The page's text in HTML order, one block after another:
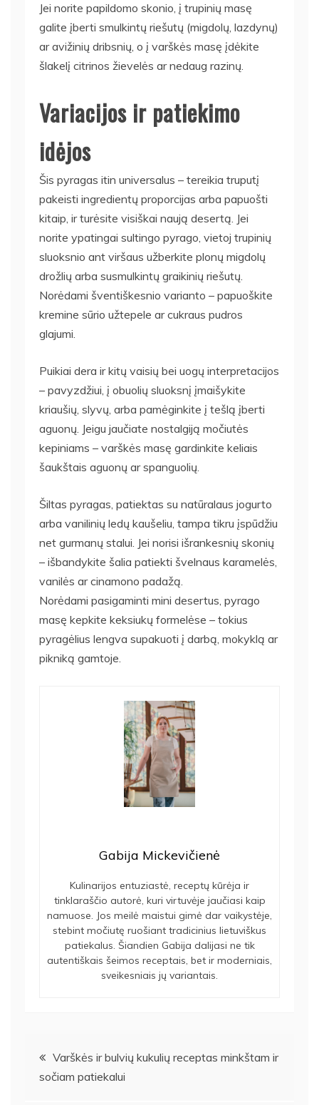
Jei norite papildomo skonio, į trupinių masę
galite įberti smulkintų riešutų (migdolų, lazdynų)
ar avižinių dribsnių, o į varškės masę įdėkite
šlakelį citrinos žievelės ar nedaug razinų.
Variacijos ir patiekimo
idėjos
Šis pyragas itin universalus – tereikia truputį
pakeisti ingredientų proporcijas arba papuošti
kitaip, ir turėsite visiškai naują desertą. Jei
norite ypatingai sultingo pyrago, vietoj trupinių
sluoksnio ant viršaus užberkite plonų migdolų
drožlių arba susmulkintų graikinių riešutų.
Norėdami šventiškesnio varianto – papuoškite
kremine sūrio užtepele ar cukraus pudros
glajumi.
Puikiai dera ir kitų vaisių bei uogų interpretacijos
– pavyzdžiui, į obuolių sluoksnį įmaišykite
kriaušių, slyvų, arba pamėginkite į tešlą įberti
aguonų. Jeigu jaučiate nostalgiją močiutės
kepiniams – varškės masę gardinkite keliais
šaukštais aguonų ar spanguolių.
Šiltas pyragas, patiektas su natūralaus jogurto
arba vanilinių ledų kaušeliu, tampa tikru įspūdžiu
net gurmanų stalui. Jei norisi išrankesnių skonių
– išbandykite šalia patiekti švelnaus karamelės,
vanilės ar cinamono padažą.
Norėdami pasigaminti mini desertus, pyrago
masę kepkite keksiukų formelėse – tokius
pyragėlius lengva supakuoti į darbą, mokyklą ar
pikniką gamtoje.
Gabija Mickevičienė
Kulinarijos entuziastė, receptų kūrėja ir
tinklaraščio autorė, kuri virtuvėje jaučiasi kaip
namuose. Jos meilė maistui gimė dar vaikystėje,
stebint močiutę ruošiant tradicinius lietuviškus
patiekalus. Šiandien Gabija dalijasi ne tik
autentiškais šeimos receptais, bet ir moderniais,
sveikesniais jų variantais.
Navigacija
tarp
Varškės ir bulvių kukulių receptas minkštam ir
sočiam patiekalui